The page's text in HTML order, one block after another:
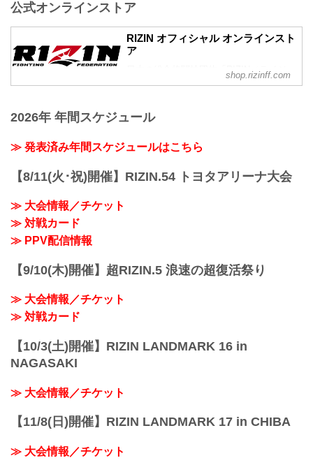
5/22（金）更新
決定！
5/23（土）10時よりチケット追加販売が
RIZIN FIGHTING FEDERATION オフィシ
ャルサイト
LANDMARK 14 in SENDAIのチケット追
追加販売は、明日5月23日（土）10時より
受付スタート！完売でチケットを手に入
の...
公式オンラインストア
RIZIN オフィシャル オンラインスト
ア
日本の総合格闘技団体「RIZIN（ライジ
ン）」の公式グッズ販売店。大会やイベ
shop.rizinff.com
2026年 年間スケジュール
≫ 発表済み年間スケジュールはこちら
【8/11(火･祝)開催】RIZIN.54 トヨタアリーナ大会
≫ 大会情報／チケット
≫ 対戦カード
≫ PPV配信情報
【9/10(木)開催】超RIZIN.5 浪速の超復活祭り
≫ 大会情報／チケット
≫ 対戦カード
【10/3(土)開催】RIZIN LANDMARK 16 in
NAGASAKI
≫ 大会情報／チケット
【11/8(日)開催】RIZIN LANDMARK 17 in CHIBA
≫ 大会情報／チケット